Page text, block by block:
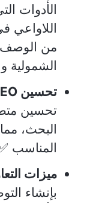
الأدوات
اللاواعي
من الوصف
الشمولية
تحسين SEO
تحسين
البحث،
المناسب
ميزات
بإنشاء